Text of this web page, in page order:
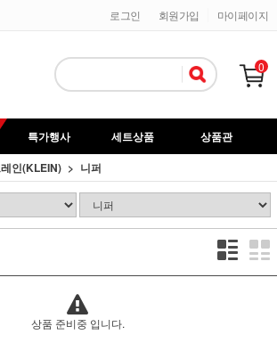
마이페이지
회원가입
로그인
0
특가행사 세트상품
상품관
인(KLEIN) 니퍼
상품 준비중 입니다.